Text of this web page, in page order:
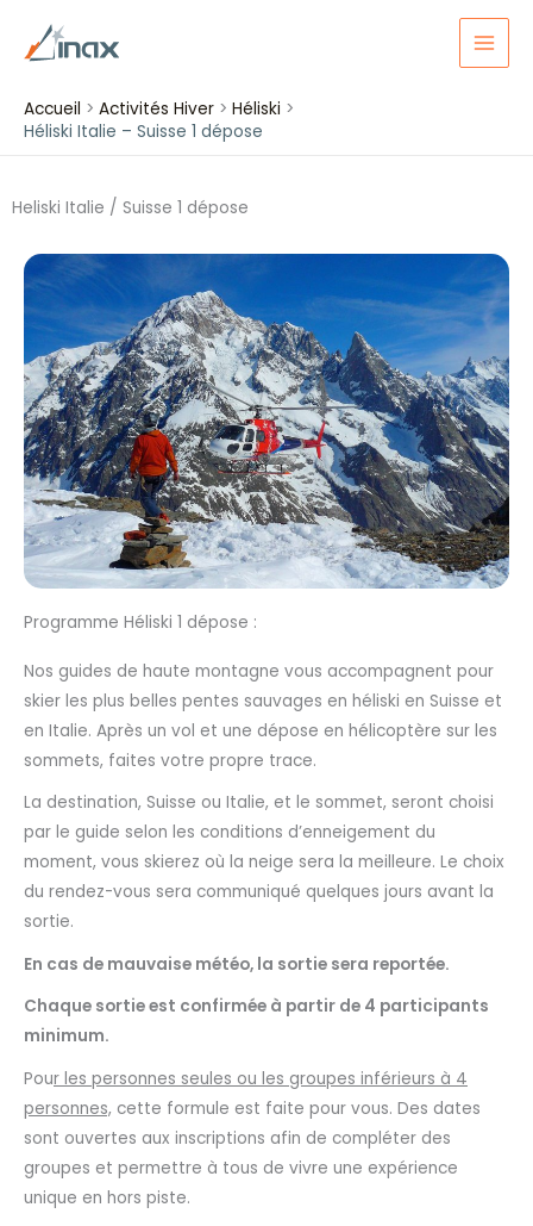
Accueil
Activités Hiver
Héliski
Héliski Italie – Suisse 1 dépose
Heliski Italie / Suisse 1 dépose
Programme Héliski 1 dépose :
Nos guides de haute montagne vous accompagnent pour
skier les plus belles pentes sauvages en héliski en Suisse et
en Italie. Après un vol et une dépose en hélicoptère sur les
sommets, faites votre propre trace.
La destination, Suisse ou Italie, et le sommet, seront choisi
par le guide selon les conditions d’enneigement du
moment, vous skierez où la neige sera la meilleure. Le choix
du rendez-vous sera communiqué quelques jours avant la
sortie.
En cas de mauvaise météo, la sortie sera reportée.
Chaque sortie est confirmée à partir de 4 participants
minimum.
Pour les personnes seules ou les groupes inférieurs à 4
personnes, cette formule est faite pour vous. Des dates
sont ouvertes aux inscriptions afin de compléter des
groupes et permettre à tous de vivre une expérience
unique en hors piste.